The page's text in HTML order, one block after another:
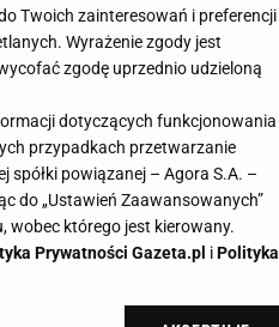
Twoich zainteresowań i preferencji
Wyrażenie zgody jest
zgodę uprzednio udzieloną
dotyczących funkcjonowania
przypadkach przetwarzanie
spółki powiązanej – Agora S.A. –
do „Ustawień Zaawansowanych”
wobec którego jest kierowany.
Prywatności Gazeta.pl iPolityka